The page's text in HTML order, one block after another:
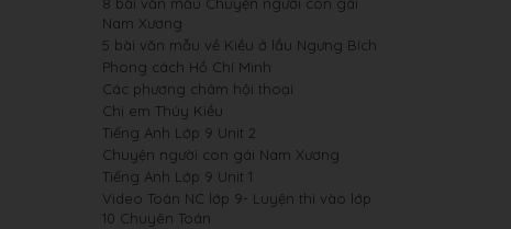
8 bài văn mẫu Chuyện người con gái
Nam Xương
5 bài văn mẫu về Kiều ở lầu Ngưng Bích
Phong cách Hồ Chí Minh
Các phương châm hội thoại
Chị em Thúy Kiều
Tiếng Anh Lớp 9 Unit 2
Chuyện người con gái Nam Xương
Tiếng Anh Lớp 9 Unit 1
Video Toán NC lớp 9- Luyện thi vào lớp
10 Chuyên Toán